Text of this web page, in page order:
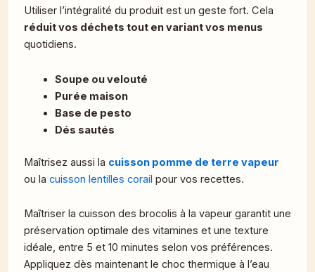
Utiliser l’intégralité du produit est un geste fort. Cela
réduit vos déchets tout en variant vos menus
quotidiens.
Soupe ou velouté
Purée maison
Base de pesto
Dés sautés
Maîtrisez aussi la cuisson pomme de terre vapeur
ou la cuisson lentilles corail pour vos recettes.
Maîtriser la cuisson des brocolis à la vapeur garantit une
préservation optimale des vitamines et une texture
idéale, entre 5 et 10 minutes selon vos préférences.
Appliquez dès maintenant le choc thermique à l’eau